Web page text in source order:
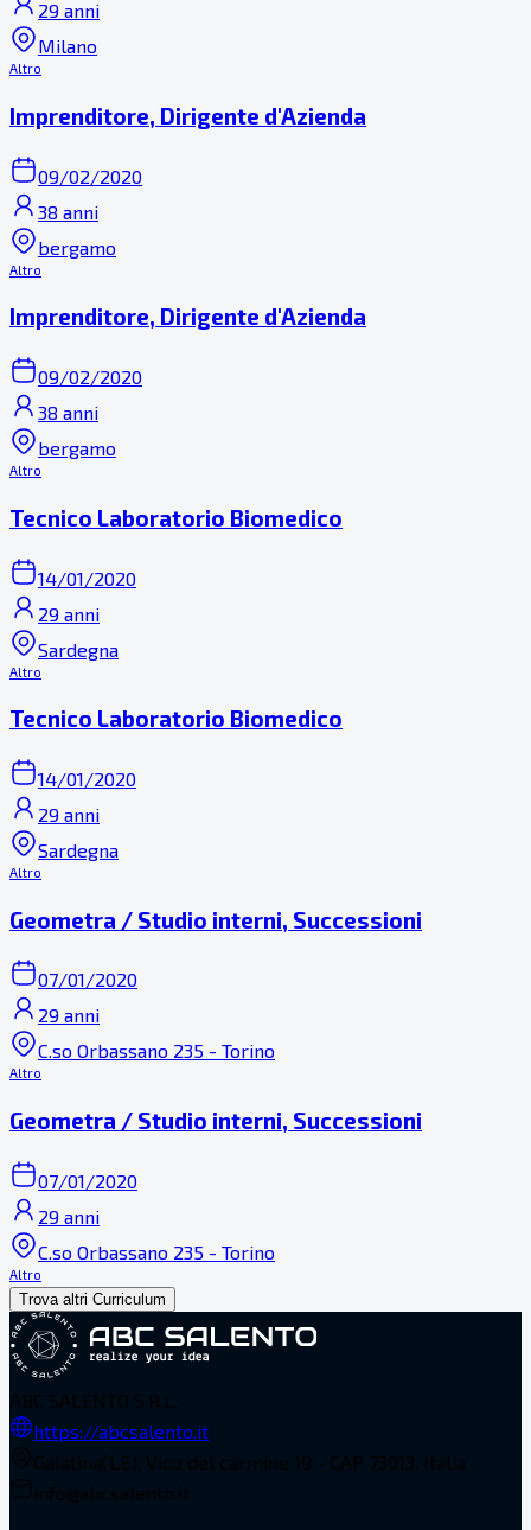
29 anni
Milano
Altro
Imprenditore, Dirigente d'Azienda
09/02/2020
38 anni
bergamo
Altro
Imprenditore, Dirigente d'Azienda
09/02/2020
38 anni
bergamo
Altro
Tecnico Laboratorio Biomedico
14/01/2020
29 anni
Sardegna
Altro
Tecnico Laboratorio Biomedico
14/01/2020
29 anni
Sardegna
Altro
Geometra / Studio interni, Successioni
07/01/2020
29 anni
C.so Orbassano 235 - Torino
Altro
Geometra / Studio interni, Successioni
07/01/2020
29 anni
C.so Orbassano 235 - Torino
Altro
Trova altri Curriculum
https://abcsalento.it